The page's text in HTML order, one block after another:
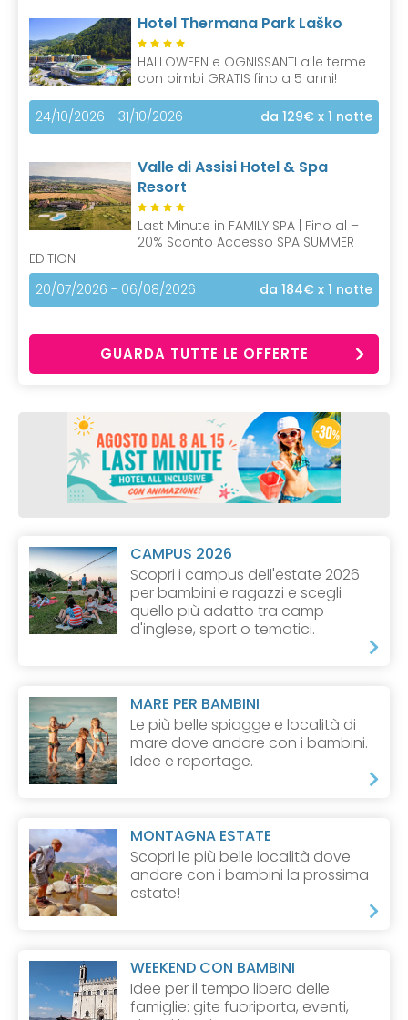
Hotel Thermana Park Laško
HALLOWEEN e OGNISSANTI alle terme
con bimbi GRATIS fino a 5 anni!
24/10/2026 - 31/10/2026 da 129€ x 1 notte
Valle di Assisi Hotel & Spa
Resort
Last Minute in FAMILY SPA | Fino al –
20% Sconto Accesso SPA SUMMER
EDITION
20/07/2026 - 06/08/2026
da 184€ x 1 notte
GUARDA TUTTE LE OFFERTE
CAMPUS 2026
Scopri i campus dell'estate 2026
per bambini e ragazzi e scegli
quello più adatto tra camp
d'inglese, sport o tematici.
MARE PER BAMBINI
Le più belle spiagge e località di
mare dove andare con i bambini.
Idee e reportage.
MONTAGNA ESTATE
Scopri le più belle località dove
andare con i bambini la prossima
estate!
WEEKEND CON BAMBINI
Idee per il tempo libero delle
famiglie: gite fuoriporta, eventi,